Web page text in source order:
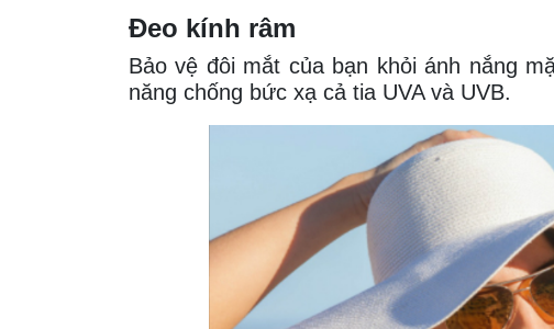
Đeo kính râm
Bảo vệ đôi mắt của bạn khỏi ánh nắng
năng chống bức xạ cả tia UVA và UVB.